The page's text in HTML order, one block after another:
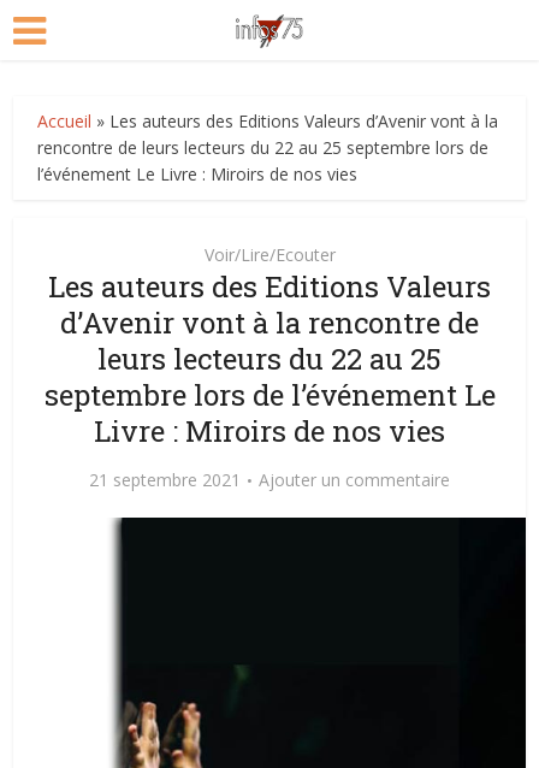
Accueil » Les auteurs des Editions Valeurs d’Avenir vont à la
rencontre de leurs lecteurs du 22 au 25 septembre lors de
l’événement Le Livre : Miroirs de nos vies
Voir/Lire/Ecouter
Les auteurs des Editions Valeurs
d’Avenir vont à la rencontre de
leurs lecteurs du 22 au 25
septembre lors de l’événement Le
Livre : Miroirs de nos vies
21 septembre 2021 Ajouter un commentaire